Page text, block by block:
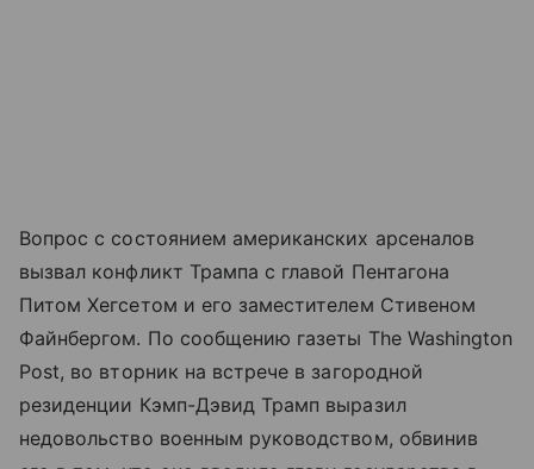
Вопрос с состоянием американских арсеналов
вызвал конфликт Трампа с главой Пентагона
Питом Хегсетом и его заместителем Стивеном
Файнбергом. По сообщению газеты The Washington
Post, во вторник на встрече в загородной
резиденции Кэмп-Дэвид Трамп выразил
недовольство военным руководством, обвинив